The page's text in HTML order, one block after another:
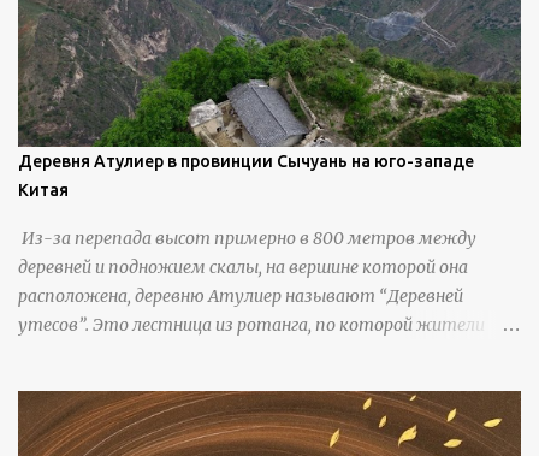
Деревня Атулиер в провинции Сычуань на юго-западе
Китая
Из-за перепада высот примерно в 800 метров между
деревней и подножием скалы, на вершине которой она
расположена, деревню Атулиер называют “Деревней
утесов”. Это лестница из ротанга, по которой жители
стальными лестницами с защитными перилами, и
передвижение детей и жителей деревни было улучшено.